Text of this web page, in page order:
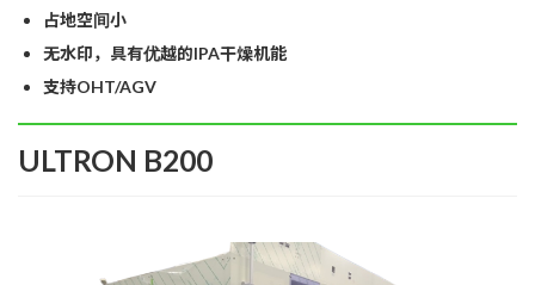
占地空间小
无水印，具有优越的IPA干燥机能
支持OHT/AGV
ULTRON B200